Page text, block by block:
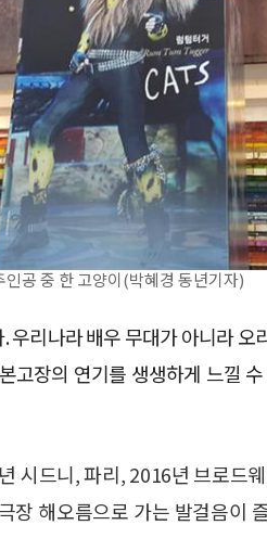
공 중 한 고양이(박혜경 동년기자)
우리나라 배우 무대가 아니라
고장의 연기를 생생하게 느낄
시드니, 파리, 2016년 브로드
장 해오름으로 가는 발걸음이